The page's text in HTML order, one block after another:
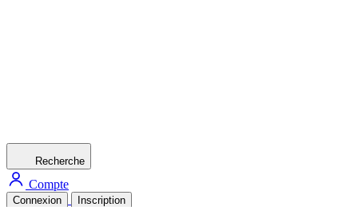
Recherche
Compte
Connexion Inscription